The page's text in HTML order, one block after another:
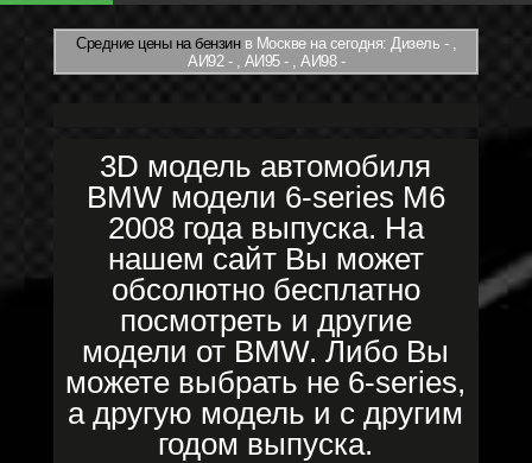
Средние цены на бензинв Москве на сегодня: Дизель - ,
АИ92 - , АИ95 - , АИ98 -
3D модель автомобиля
BMW модели 6-series M6
2008 года выпуска. На
нашем сайт Вы может
обсолютно бесплатно
посмотреть и другие
модели от BMW. Либо Вы
можете выбрать не 6-series,
а другую модель и с другим
годом выпуска.